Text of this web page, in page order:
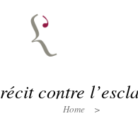
récit contre
Home >